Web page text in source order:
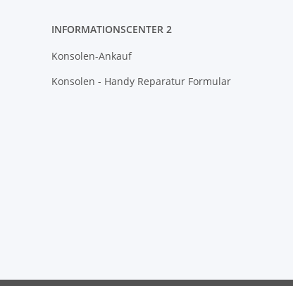
INFORMATIONSCENTER 2
Konsolen-Ankauf
Konsolen - Handy Reparatur Formular